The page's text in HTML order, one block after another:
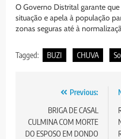
O Governo Distrital garante
situação e apela à população
zonas seguras até à
Tagged: BUZI CHUVA
navigation
Previous:
BRIGA DE CASAL
CULMINA COM MORTE
DO ESPOSO EM DONDO